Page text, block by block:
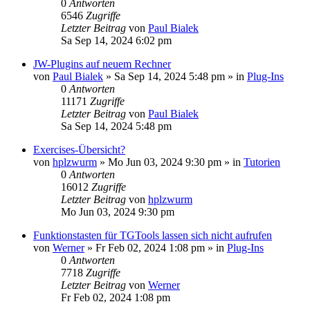
0 Antworten
6546 Zugriffe
Letzter Beitrag von Paul Bialek
Sa Sep 14, 2024 6:02 pm
JW-Plugins auf neuem Rechner
von Paul Bialek » Sa Sep 14, 2024 5:48 pm » in Plug-Ins
0 Antworten
11171 Zugriffe
Letzter Beitrag von Paul Bialek
Sa Sep 14, 2024 5:48 pm
Exercises-Übersicht?
von hplzwurm » Mo Jun 03, 2024 9:30 pm » in Tutorien
0 Antworten
16012 Zugriffe
Letzter Beitrag von hplzwurm
Mo Jun 03, 2024 9:30 pm
Funktionstasten für TGTools lassen sich nicht aufrufen
von Werner» Fr Feb 02, 2024 1:08 pm » in Plug-Ins
0 Antworten
7718 Zugriffe
Letzter Beitrag von Werner
Fr Feb 02, 2024 1:08 pm